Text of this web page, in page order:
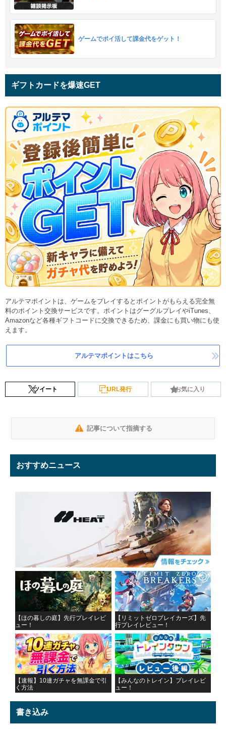
ゲームでポイ活して課金代をゲット！
ギフトカードを爆速GET
アルテマポイントは、ゲームをプレイするとポイントがもらえる完全無
料のポイント交換サービスです。ポイントはグーグルプレイやiTunes、
Amazonなど各種ギフトコードに交換できるため、課金にも買い物にも使
えます。
アルテマポイントはこちら
ツイート URL発行 お気に入り
記事について指摘する
おすすめニュース
【ほの暮しの庭】先行プレイレビ
ュー！
【リミットゼロブレイカーズ】先
行プレイレビュー！
【速報】10連ガチャを無課金で引
く方法
【みんなのトレイン】プレイレビ
ュー！
書き込み